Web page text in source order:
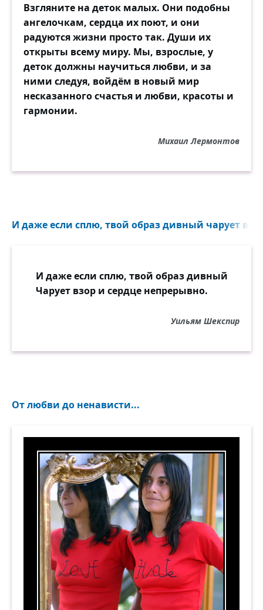
Взгляните на деток малых. Они подобны
ангелочкам, сердца их поют, и они
радуются жизни просто так. Души их
открыты всему миру. Мы, взрослые, у
деток должны научиться любви, и за
ними следуя, войдём в новый мир
несказанного счастья и любви, красоты и
гармонии.
Михаил Лермонтов
И даже если сплю, твой образ дивный чарует
И даже если сплю, твой образ дивный
Чарует взор и сердце непрерывно.
Уильям Шекспир
От любви до ненависти...